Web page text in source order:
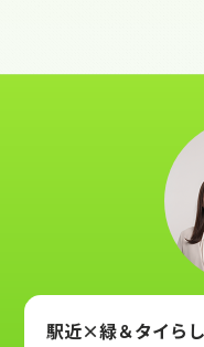
駅近×緑＆タイら